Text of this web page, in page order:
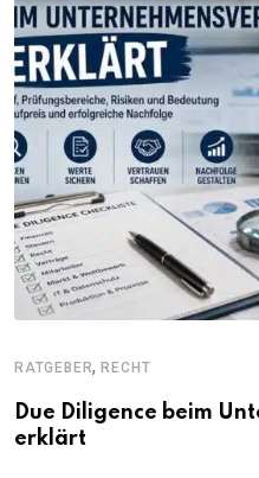
RATGEBER,RECHT
Due Diligence beim
erklärt